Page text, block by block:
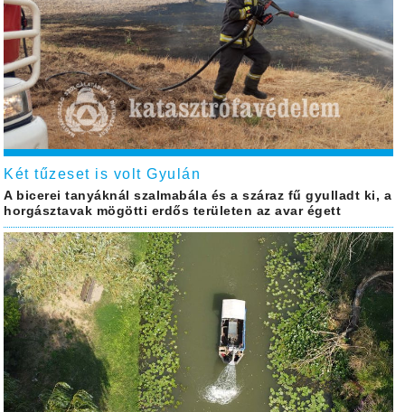
Két tűzeset is volt Gyulán
A bicerei tanyáknál szalmabála és a száraz fű gyulladt ki, a
horgásztavak mögötti erdős területen az avar égett